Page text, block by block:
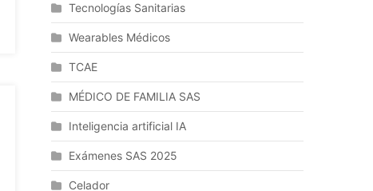
Tecnologías Sanitarias
Wearables Médicos
TCAE
MÉDICO DE FAMILIA SAS
Inteligencia artificial IA
Exámenes SAS 2025
Celador